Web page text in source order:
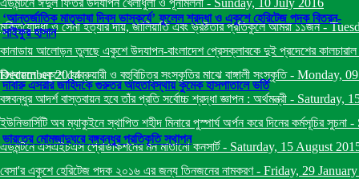
মুক্তিযোদ্ধা ও সেনা হত্যার দায়, জালিয়াতি এবং ভ্রষ্টতার প্রতিকুলে আমরা ১১জন-
কানাডায় আলোড়ন তুলছে একুশে উদযাপন-বাংলাদেশ প্রেসক্লাবকে দুই প্রদেশের কালচারাল
December 2014
বিশ্বায়নে একুশে ফেব্রুয়ারী ও বহুবিচিত্র সংস্কৃতির মাঝে বাঙ্গালী সংস্কৃতি- Monday,
বঙ্গবন্ধুর আদর্শ বাস্তবায়ন হবে তাঁর প্রতি সর্বোচ্চ শ্রদ্ধা জ্ঞাপন : অর্থমন্ত্রী - Saturday,
ইউনিভার্সিটি অব ম্যাকুইনে স্থাপিত শহীদ মিনারে পুস্পার্ঘ অর্পন করে দিনের কর্মসূচির সুচনা -
এডমন্টনে এসএইচএস প্রোডাকশনের মন মাতানো কনসার্ট- Saturday, 15 August
বেসা'র একুশে হেরিটেজ পদক ২০১৬ এর জন্য তিনজনের নামকরণ- Friday, 29
‘আন্তর্জাতিক মাতৃভাষা দিবস ভাস্কর্যে’ ফুলেল শ্রদ্ধা ও একুশে হেরিটেজ পদক বিতরন-
সাইফুর হাসান
দাবারু এসরার জাহিদকে গুরুতর আহতাবস্থায় কুমেক হাসপাতালে ভর্তি
ভারতের মোমজাদুঘরে বঙ্গবন্ধুর প্রতিকৃতি স্থাপন